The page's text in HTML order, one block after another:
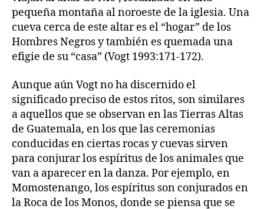
pequeña montaña al noroeste de la iglesia. Una
cueva cerca de este altar es el “hogar” de los
Hombres Negros y también es quemada una
efigie de su “casa” (Vogt 1993:171-172).
Aunque aún Vogt no ha discernido el
significado preciso de estos ritos, son similares
a aquellos que se observan en las Tierras Altas
de Guatemala, en los que las ceremonias
conducidas en ciertas rocas y cuevas sirven
para conjurar los espíritus de los animales que
van a aparecer en la danza. Por ejemplo, en
Momostenango, los espíritus son conjurados en
la Roca de los Monos, donde se piensa que se